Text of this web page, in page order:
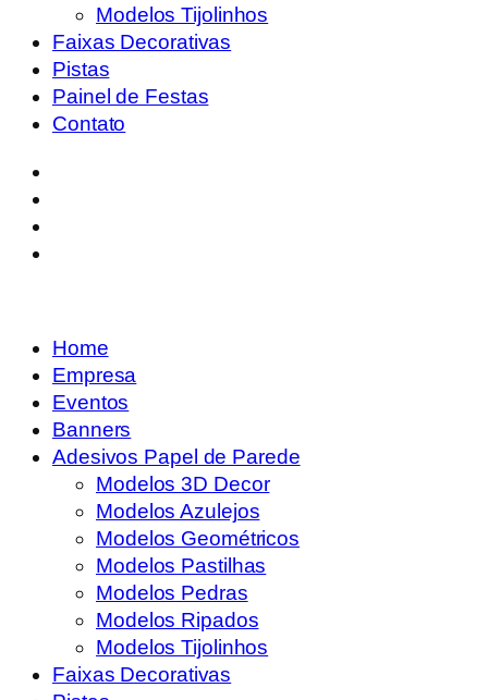
Modelos Tijolinhos
Faixas Decorativas
Pistas
Painel de Festas
Contato
Home
Empresa
Eventos
Banners
Adesivos Papel de Parede
Modelos 3D Decor
Modelos Azulejos
Modelos Geométricos
Modelos Pastilhas
Modelos Pedras
Modelos Ripados
Modelos Tijolinhos
Faixas Decorativas